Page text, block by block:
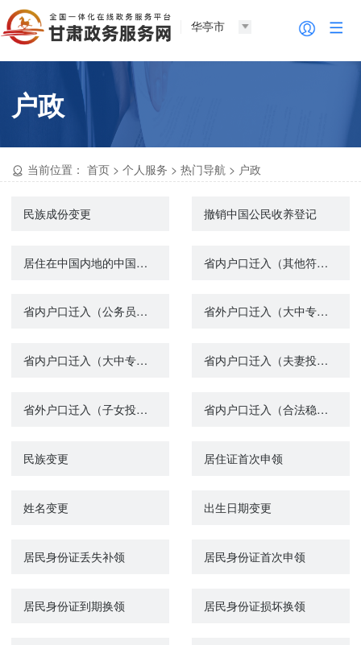
华亭市
户政
当前位置： 首页 >个人服务 >热门导航 > 户政
民族成份变更 撤销中国公民收养登记
居住在中国内地的中国公民在内地补领收养登记 省内户口迁入（其他符合规定的落户）
省内户口迁入（公务员录用、事业单位聘用落户） 省外户口迁入（大中专院校录取落户）
省内户口迁入（大中专院校录取落户） 省内户口迁入（夫妻投靠）
省外户口迁入（子女投靠父母） 省内户口迁入（合法稳定住所落户）
民族变更 居住证首次申领
姓名变更 出生日期变更
居民身份证丢失补领 居民身份证首次申领
居民身份证到期换领 居民身份证损坏换领